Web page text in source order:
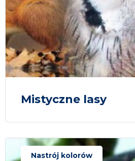
Mistyczne lasy
Nastrój kolorów